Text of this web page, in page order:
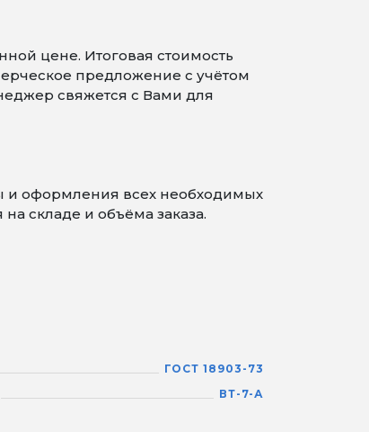
цене. Итоговая стоимость
предложение с учётом
свяжется с Вами для
и оформления всех необходимых
складе и объёма заказа.
ГОСТ 18903-73
ВТ-7-А